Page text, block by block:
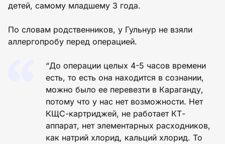
детей, самому младшему 3 года.
По словам родственников, у Гульнур не взяли
аллергопробу перед операцией.
“До операции целых 4-5 часов времени
есть, то есть она находится в сознании,
можно было ее перевезти в Караганду,
потому что у нас нет возможности. Нет
КЩС-картриджей, не работает КТ-
аппарат, нет элементарных расходников,
как натрий хлорид, кальций хлорид. То